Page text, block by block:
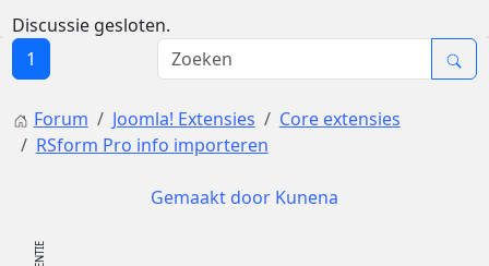
Discussie gesloten.
1
Forum Joomla! Extensies
Core extensies
RSform Pro info importeren
Gemaakt door Kunena